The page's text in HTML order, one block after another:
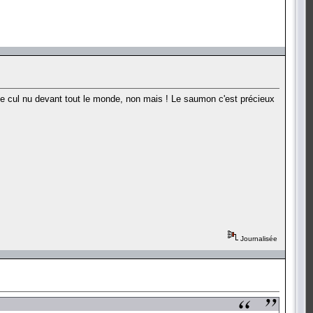
cul nu devant tout le monde, non mais ! Le saumon c'est précieux
Journalisée